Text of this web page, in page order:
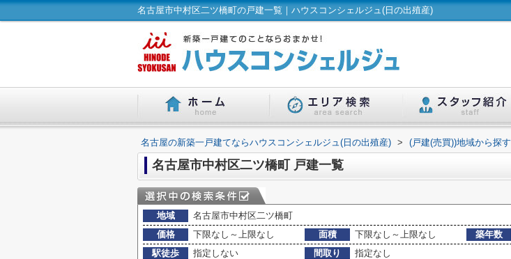
名古屋市中村区二ツ橋町の戸建一覧｜ハウスコンシェルジュ(日の出殖産)
名古屋の新築一戸建てならハウスコンシェルジュ(日の出殖産) > (戸建(売買))地域から探す
名古屋市中村区二ツ橋町 戸建一覧
地域
名古屋市中村区二ツ橋町
価格
下限なし～上限なし 面積 下限なし～上限なし 築年数
駅徒歩
指定しない 間取り
指定なし